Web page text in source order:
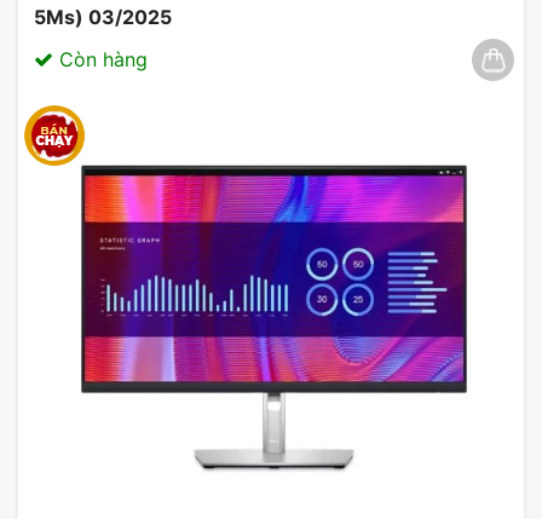
5Ms) 03/2025
Còn hàng